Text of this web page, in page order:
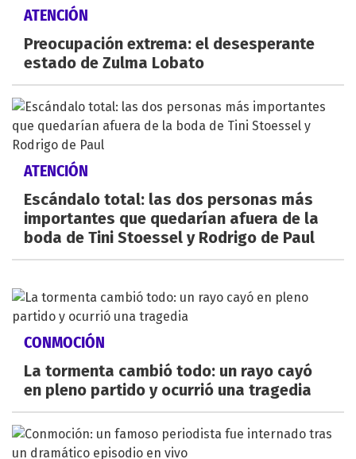
ATENCIÓN
Preocupación extrema: el desesperante
estado de Zulma Lobato
ATENCIÓN
Escándalo total: las dos personas más
importantes que quedarían afuera de la
boda de Tini Stoessel y Rodrigo de Paul
CONMOCIÓN
La tormenta cambió todo: un rayo cayó
en pleno partido y ocurrió una tragedia